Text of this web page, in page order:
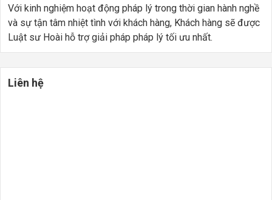
Với kinh nghiệm hoạt động pháp lý trong thời gian hành nghề
và sự tận tâm nhiệt tình với khách hàng, Khách hàng sẽ được
Luật sư Hoài hỗ trợ giải pháp pháp lý tối ưu nhất.
Liên hệ